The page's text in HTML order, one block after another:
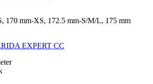
170 mm-XS, 172.5 mm-S/M/L, 175 mm
EXPERT CC